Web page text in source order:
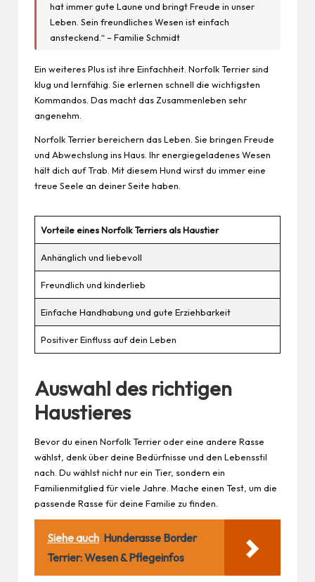
hat immer gute Laune und bringt Freude in unser
Leben. Sein freundliches Wesen ist einfach
ansteckend.“ – Familie Schmidt
Ein weiteres Plus ist ihre Einfachheit. Norfolk Terrier sind
klug und lernfähig. Sie erlernen schnell die wichtigsten
Kommandos. Das macht das Zusammenleben sehr
angenehm.
Norfolk Terrier bereichern das Leben. Sie bringen Freude
und Abwechslung ins Haus. Ihr energiegeladenes Wesen
hält dich auf Trab. Mit diesem Hund wirst du immer eine
treue Seele an deiner Seite haben.
Vorteile eines Norfolk Terriers als Haustier
Anhänglich und liebevoll
Freundlich und kinderlieb
Einfache Handhabung und gute Erziehbarkeit
Positiver Einfluss auf dein Leben
Auswahl des richtigen
Haustieres
Bevor du einen Norfolk Terrier oder eine andere Rasse
wählst, denk über deine Bedürfnisse und den Lebensstil
nach. Du wählst nicht nur ein Tier, sondern ein
Familienmitglied für viele Jahre. Mache einen Test, um die
passende Rasse für deine Familie zu finden.
Siehe auch Hunderasse Border
Terrier: Wesen & Pflegeinfos